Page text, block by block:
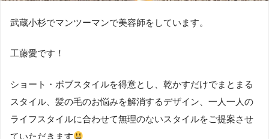
武蔵小杉でマンツーマンで美容師をしています。
工藤愛です！
ショート・ボブスタイルを得意とし、乾かすだけでまとまる
スタイル、髪の毛のお悩みを解消するデザイン、一人一人の
ライフスタイルに合わせて無理のないスタイルをご提案させ
ていただきます